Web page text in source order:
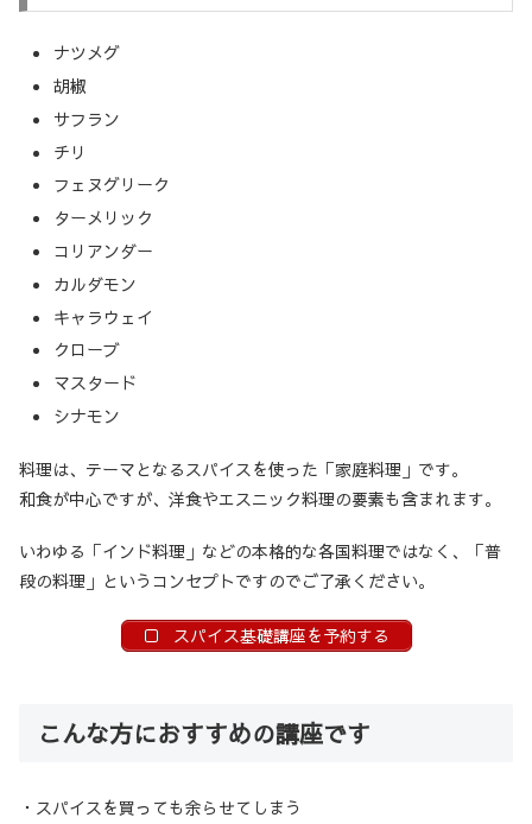
ナツメグ
胡椒
サフラン
チリ
フェヌグリーク
ターメリック
コリアンダー
カルダモン
キャラウェイ
クローブ
マスタード
シナモン
料理は、テーマとなるスパイスを使った「家庭料理」です。
和食が中心ですが、洋食やエスニック料理の要素も含まれます。
いわゆる「インド料理」などの本格的な各国料理ではなく、「普
段の料理」というコンセプトですのでご了承ください。
スパイス基礎講座を予約する
こんな方におすすめの講座です
・スパイスを買っても余らせてしまう